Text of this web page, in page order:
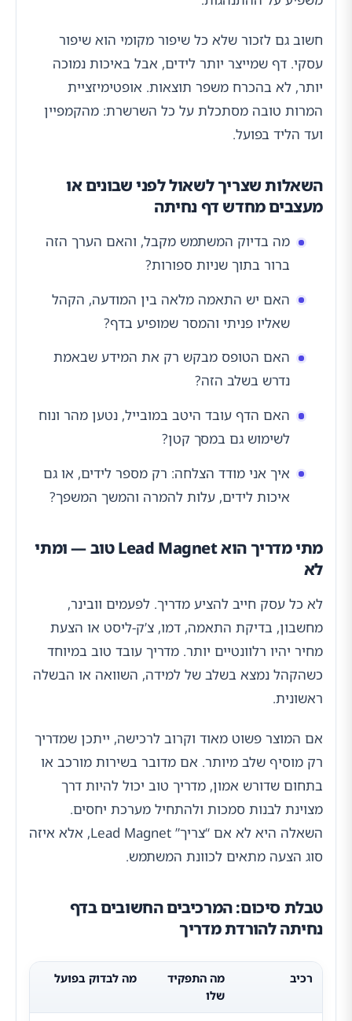
חשוב גם לזכור שלא כל שיפור מקומי הוא שיפור
עסקי. דף שמייצר יותר לידים, אבל באיכות נמוכה
יותר, לא בהכרח משפר תוצאות. אופטימיזציית
המרות טובה מסתכלת על כל השרשרת: מהקמפיין
ועד הליד בפועל.
השאלות שצריך לשאול לפני שבונים או
מעצבים מחדש דף נחיתה
מה בדיוק המשתמש מקבל, והאם הערך הזה
ברור בתוך שניות ספורות?
האם יש התאמה מלאה בין המודעה, הקהל
שאליו פניתי והמסר שמופיע בדף?
האם הטופס מבקש רק את המידע שבאמת
נדרש בשלב הזה?
האם הדף עובד היטב במובייל, נטען מהר ונוח
לשימוש גם במסך קטן?
איך אני מודד הצלחה: רק מספר לידים, או גם
איכות לידים, עלות להמרה והמשך המשפך?
מתי מדריך הוא Lead Magnet טוב — ומתי
לא
לא כל עסק חייב להציע מדריך. לפעמים וובינר,
מחשבון, בדיקת התאמה, דמו, צ’ק-ליסט או הצעת
מחיר יהיו רלוונטיים יותר. מדריך עובד טוב במיוחד
כשהקהל נמצא בשלב של למידה, השוואה או הבשלה
ראשונית.
אם המוצר פשוט מאוד וקרוב לרכישה, ייתכן שמדריך
רק מוסיף שלב מיותר. אם מדובר בשירות מורכב או
בתחום שדורש אמון, מדריך טוב יכול להיות דרך
מצוינת לבנות סמכות ולהתחיל מערכת יחסים.
השאלה היא לא אם “צריך” Lead Magnet, אלא איזה
סוג הצעה מתאים לכוונת המשתמש.
טבלת סיכום: המרכיבים החשובים בדף
נחיתה להורדת מדריך
רכיב
מה התפקיד
שלו
מה לבדוק בפועל